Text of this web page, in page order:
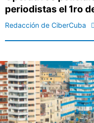
periodistas el 1ro
Redacción de CiberCuba